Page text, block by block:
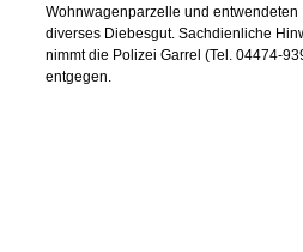
Wohnwagenparzelle und entwendeten
diverses Diebesgut. Sachdienliche
nimmt die Polizei Garrel (Tel. 04474-
entgegen.